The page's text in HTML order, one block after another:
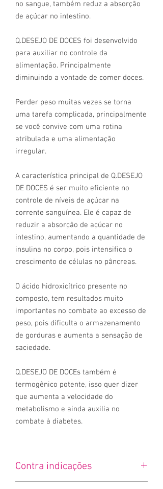
no sangue, também reduz a absorção
de açúcar no intestino.
Q.DESEJO DE DOCES foi desenvolvido
para auxiliar no controle da
alimentação. Principalmente
diminuindo a vontade de comer doces.
Perder peso muitas vezes se torna
uma tarefa complicada, principalmente
se você convive com uma rotina
atribulada e uma alimentação
irregular.
A característica principal de Q.DESEJO
DE DOCES é ser muito eficiente no
controle de níveis de açúcar na
corrente sanguínea. Ele é capaz de
reduzir a absorção de açúcar no
intestino, aumentando a quantidade de
insulina no corpo, pois intensifica o
crescimento de células no pâncreas.
O ácido hidroxicítrico presente no
composto, tem resultados muito
importantes no combate ao excesso de
peso, pois dificulta o armazenamento
de gorduras e aumenta a sensação de
saciedade.
Q.DESEJO DE DOCEs também é
termogênico potente, isso quer dizer
que aumenta a velocidade do
metabolismo e ainda auxilia no
combate à diabetes.
Contra indicações